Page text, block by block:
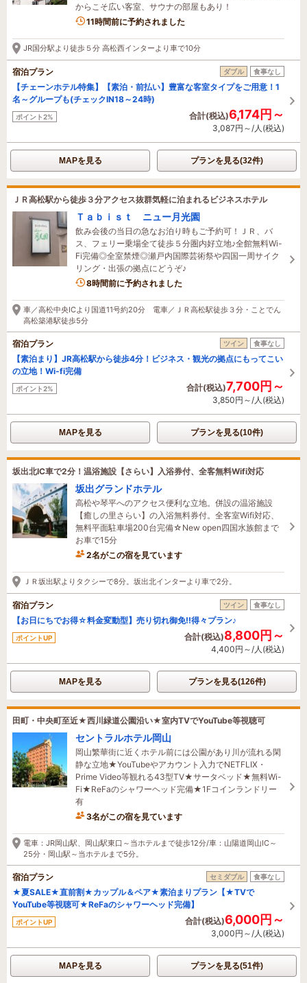
からこそ広い客室、サウナの部屋もあり！
11時間前に予約されました
JR国分駅より徒歩５分 高松西インターより車で10分
宿泊プラン ダブル 食事なし
【チェーンホテル特集】【素泊・前払い】豊富な客室タイプをご用意！1
名～グループも(チェックIN18～24時)
ポイント2% 合計(税込)6,174円～
3,087円～/人(税込)
MAPを見る プランを見る(32件)
ＪＲ高松駅から徒歩３分アクセス抜群気軽に泊まれるビジネスホテル
Ｔａｂｉｓｔ ニュー月光園
飲み会後の当日の急なお泊り時もご予約可！ＪＲ、バ
ス、フェリー乗場全て徒歩５分圏内好立地♪全館無料Wi-
Fi完備◎全室禁煙◎瀬戸内国際芸術祭や四国一周サイク
リング・出張の拠点にどうぞ♪
8時間前に予約されました
車／高松中央ICより国道11号約20分 電車／ＪＲ高松駅徒歩３分・ことでん
高松築港駅徒歩5分
宿泊プラン ツイン 食事なし
【素泊まり】JR高松駅から徒歩4分！ビジネス・観光の拠点にもってこい
の立地！Wi-fi完備
ポイント2% 合計(税込)7,700円～
3,850円～/人(税込)
MAPを見る プランを見る(10件)
坂出北IC車で2分！温浴施設【さらい】入浴券付、全客無料Wifi対応
坂出グランドホテル
高松や琴平へのアクセス便利な立地。併設の温浴施設
【癒しの里さらい】の入浴無料券付。全客室Wifi対応、
無料平面駐車場200台完備☆New open四国水族館まで
お車で15分
2名がこの宿を見ています
2時間前に予約されました
ＪＲ坂出駅よりタクシーで8分。坂出北インターより車で2分。
宿泊プラン ツイン 食事なし
【お日にちでお得☆料金変動型】売り切れ御免!!得々プラン♪
ポイントUP 合計(税込)8,800円～
4,400円～/人(税込)
MAPを見る プランを見る(126件)
田町・中央町至近★西川緑道公園沿い★室内TVでYouTube等視聴可
セントラルホテル岡山
岡山繁華街に近くホテル前には公園があり川が流れる閑
静な立地★YouTubeやアカウント入力でNETFLIX・
Prime Video等観れる43型TV★サータベッド★無料Wi-
Fi★ReFaのシャワーヘッド完備★1Fコインランドリー
有
3名がこの宿を見ています
5時間前に予約されました
電車：JR岡山駅、岡山駅東口～当ホテルまで徒歩12分/車：山陽道岡山IC～
25分・岡山駅～当ホテルまで5分。
宿泊プラン セミダブル 食事なし
★夏SALE★直前割★カップル＆ペア★素泊まりプラン【★TVで
YouTube等視聴可★ReFaのシャワーヘッド完備】
ポイントUP 合計(税込)6,000円～
3,000円～/人(税込)
MAPを見る プランを見る(51件)